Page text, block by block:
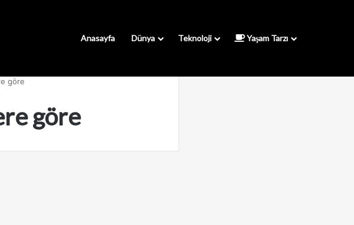
Anasayfa Dünya Teknoloji Yaşam Tarzı
göre
göre